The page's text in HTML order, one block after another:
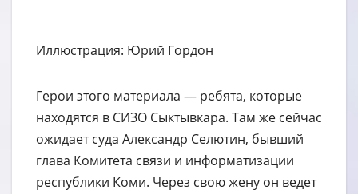
Иллюстрация: Юрий Гордон
Герои этого материала — ребята, которые
находятся в СИЗО Сыктывкара. Там же сейчас
ожидает суда Александр Селютин, бывший
глава Комитета связи и информатизации
республики Коми. Через свою жену он ведет